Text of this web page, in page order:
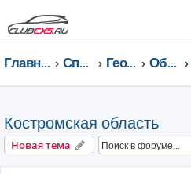
Главная страница Список форумов География Клуба CX-5 CLUB Общение по регионам
Костромская область
Новая тема